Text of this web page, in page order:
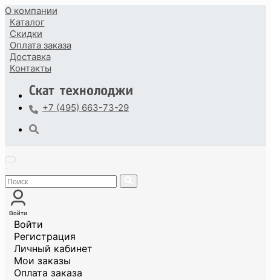
О компании
Каталог
Скидки
Оплата заказа
Доставка
Контакты
+7 (495) 663-73-29
Войти
Войти
Регистрация
Личный кабинет
Мои заказы
Оплата заказа